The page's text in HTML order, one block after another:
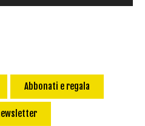
Abbonati e regala